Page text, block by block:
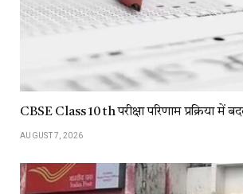
CBSE Class 10 th परीक्षा परिणाम प्रक्रिया में
AUGUST 7, 2026